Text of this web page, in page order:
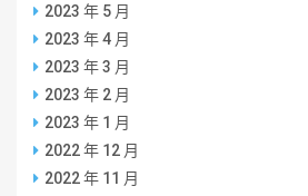
2023 年 5 月
2023 年 4 月
2023 年 3 月
2023 年 2 月
2023 年 1 月
2022 年 12 月
2022 年 11 月